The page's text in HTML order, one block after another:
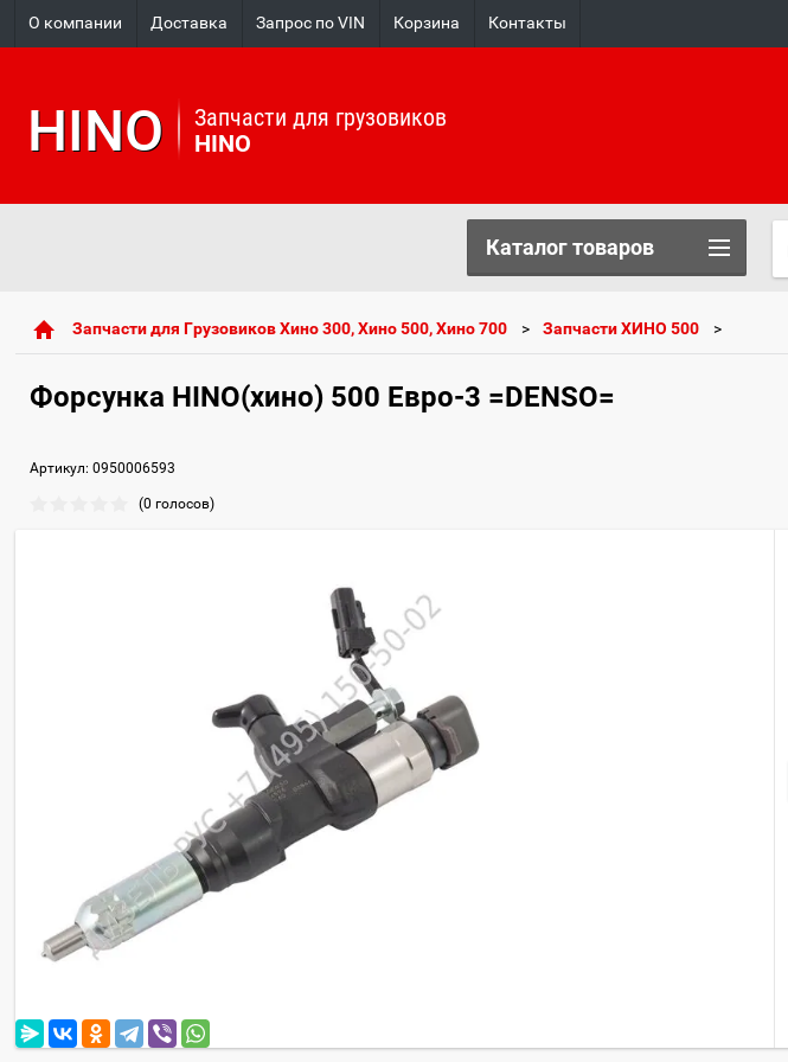
О компании Доставка Запрос по VIN Корзина Контакты
HINO
Запчасти для грузовиков
HINO
Запчасти для Грузовиков Хино 300, Хино 500, Хино 700 Запчасти ХИНО 500
Форсунка HINO(хино) 500 Евро-3 =DENSO=
Артикул: 0950006593
(0 голосов)
Каталог товаров